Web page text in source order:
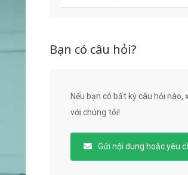
Bạn có câu hỏi?
Nếu bạn có bất kỳ câu hỏi nào,
với chúng tôi!
Gửi nội dung hoặc yêu